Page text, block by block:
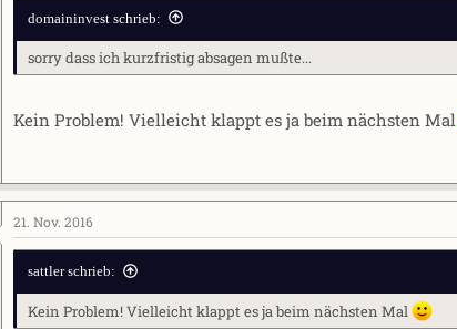
domaininvest schrieb:
sorry dass ich kurzfristig absagen mußte...
Kein Problem! Vielleicht klappt es ja beim nächsten Mal
21. Nov. 2016
sattler schrieb:
Kein Problem! Vielleicht klappt es ja beim nächsten Mal